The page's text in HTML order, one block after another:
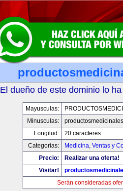
El dueño de este dominio lo
Mayusculas:
Minusculas:
Longitud:
20 caracteres
Categorias:
Medicina, Ventas y
Precio:
Realizar una oferta!
Visitar!
Serán consideradas